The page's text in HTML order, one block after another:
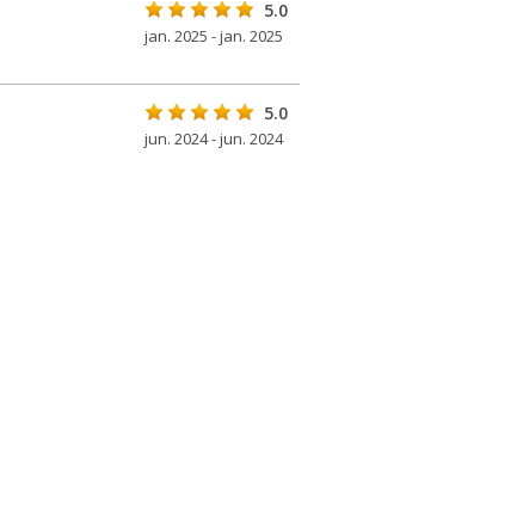
5.0
jan. 2025 - jan. 2025
5.0
jun. 2024 - jun. 2024